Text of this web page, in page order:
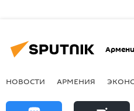
НОВОСТИ АРМЕНИЯ